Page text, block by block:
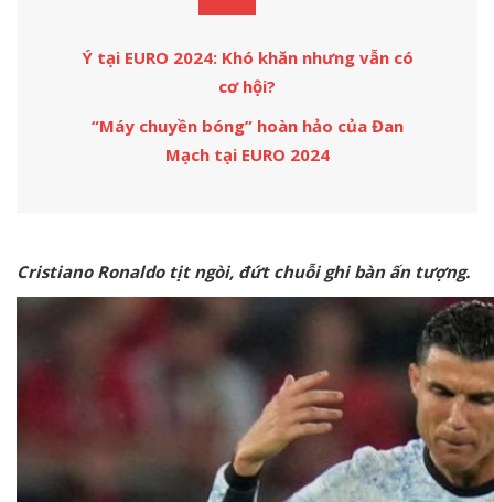
Ý tại EURO 2024: Khó khăn nhưng vẫn có
cơ hội?
“Máy chuyền bóng” hoàn hảo của Đan
Mạch tại EURO 2024
Cristiano Ronaldo tịt ngòi, đứt chuỗi ghi bàn ấn tượng.